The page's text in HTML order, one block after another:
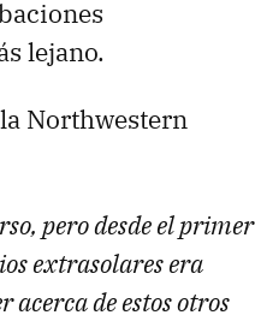
lejano.
Northwestern
pero desde el primer
extrasolares era
acerca de estos otros